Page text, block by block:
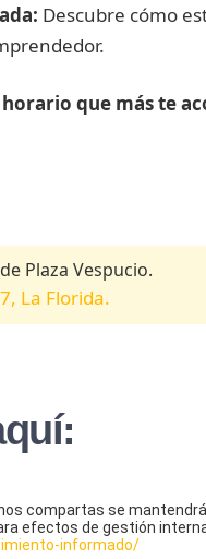
Descubre cómo
horario que más te
Plaza Vespucio.
La Florida.
compartas se
efectos de gestión
informado/